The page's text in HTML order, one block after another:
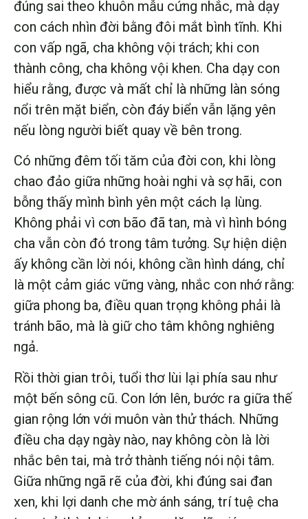
đúng sai theo khuôn mẫu cứng nhắc, mà dạy
con cách nhìn đời bằng đôi mắt bình tĩnh. Khi
con vấp ngã, cha không vội trách; khi con
thành công, cha không vội khen. Cha dạy con
hiểu rằng, được và mất chỉ là những làn sóng
nổi trên mặt biển, còn đáy biển vẫn lặng yên
nếu lòng người biết quay về bên trong.
Có những đêm tối tăm của đời con, khi lòng
chao đảo giữa những hoài nghi và sợ hãi, con
bỗng thấy mình bình yên một cách lạ lùng.
Không phải vì cơn bão đã tan, mà vì hình bóng
cha vẫn còn đó trong tâm tưởng. Sự hiện diện
ấy không cần lời nói, không cần hình dáng, chỉ
là một cảm giác vững vàng, nhắc con nhớ rằng:
giữa phong ba, điều quan trọng không phải là
tránh bão, mà là giữ cho tâm không nghiêng
ngả.
Rồi thời gian trôi, tuổi thơ lùi lại phía sau như
một bến sông cũ. Con lớn lên, bước ra giữa thế
gian rộng lớn với muôn vàn thử thách. Những
điều cha dạy ngày nào, nay không còn là lời
nhắc bên tai, mà trở thành tiếng nói nội tâm.
Giữa những ngã rẽ của đời, khi đúng sai đan
xen, khi lợi danh che mờ ánh sáng, trí tuệ cha